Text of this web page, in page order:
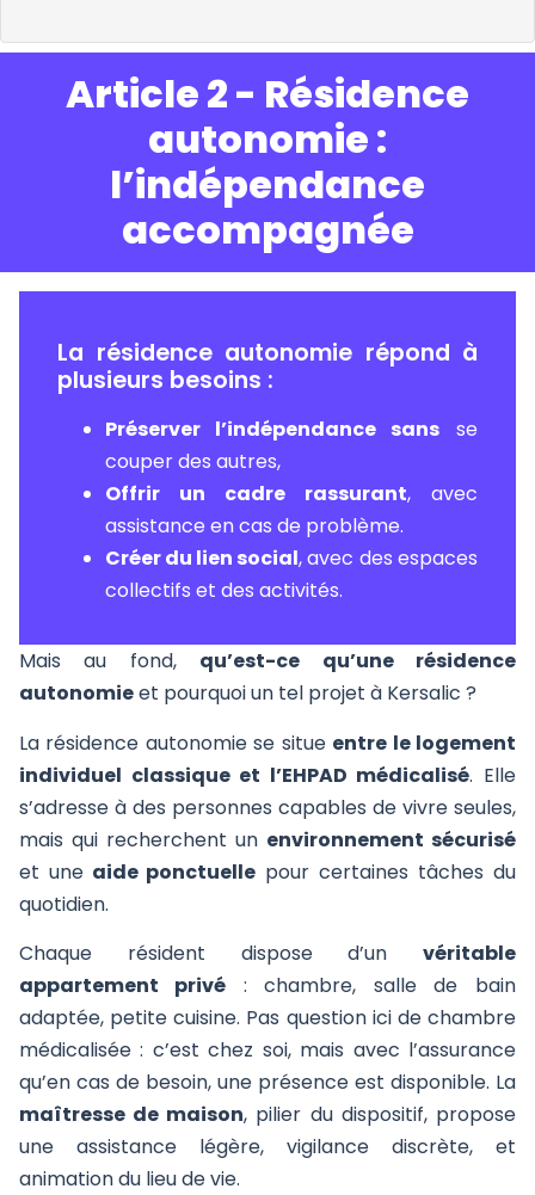
Article 2 - Résidence
autonomie :
l’indépendance
accompagnée
La résidence autonomie répond à
plusieurs besoins :
Préserver l’indépendance sans se
couper des autres,
Offrir un cadre rassurant, avec
assistance en cas de problème.
Créer du lien social, avec des espaces
collectifs et des activités.
Mais au fond, qu’est-ce qu’une résidence
autonomieet pourquoi un tel projet à Kersalic ?
La résidence autonomie se situe entre le logement
individuel classique et l’EHPAD médicalisé. Elle
s’adresse à des personnes capables de vivre seules,
mais qui recherchent un environnement sécurisé
et une aide ponctuelle pour certaines tâches du
quotidien.
Chaque résident dispose d’un véritable
appartement privé : chambre, salle de bain
adaptée, petite cuisine. Pas question ici de chambre
médicalisée : c’est chez soi, mais avec l’assurance
qu’en cas de besoin, une présence est disponible. La
maîtresse de maison, pilier du dispositif, propose
une assistance légère, vigilance discrète, et
animation du lieu de vie.